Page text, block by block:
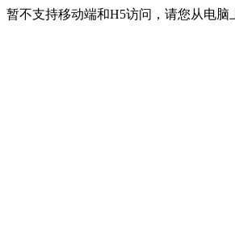
暂不支持移动端和H5访问，请您从电脑